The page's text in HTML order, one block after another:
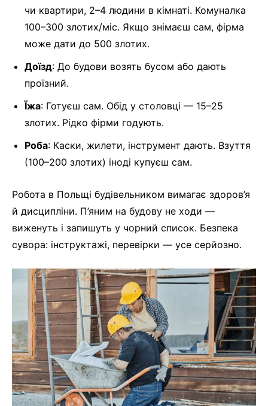
чи квартири, 2–4 людини в кімнаті. Комуналка
100–300 злотих/міс. Якщо знімаєш сам, фірма
може дати до 500 злотих.
Доїзд: До будови возять бусом або дають
проїзний.
Їжа: Готуєш сам. Обід у столовці — 15–25
злотих. Рідко фірми годують.
Роба: Каски, жилети, інструмент дають. Взуття
(100–200 злотих) іноді купуєш сам.
Робота в Польщі будівельником вимагає здоров’я
й дисципліни. П’яним на будову не ходи —
виженуть і запишуть у чорний список. Безпека
сувора: інструктажі, перевірки — усе серйозно.